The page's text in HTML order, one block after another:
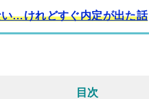
けれどすぐ内定が出た話
目次